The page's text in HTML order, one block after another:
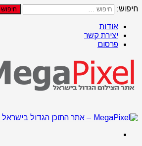
חיפוש:
אודות
יצירת קשר
פרסום